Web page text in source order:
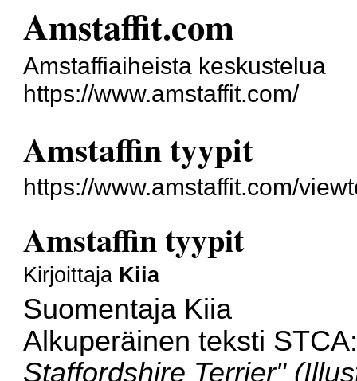
Amstaffit.com
Amstaffiaiheista keskustelua
https://www.amstaffit.com/
Amstaffin tyypit
https://www.amstaffit.com/
Amstaffin tyypit
Kirjoittaja Kiia
Suomentaja Kiia
Alkuperäinen teksti
Staffordshire Terrier"